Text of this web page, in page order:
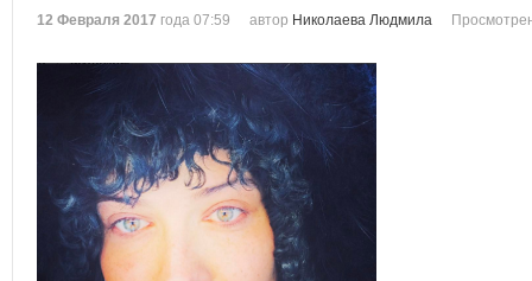
12 Февраля 2017 года 07:59 автор Николаева Людмила